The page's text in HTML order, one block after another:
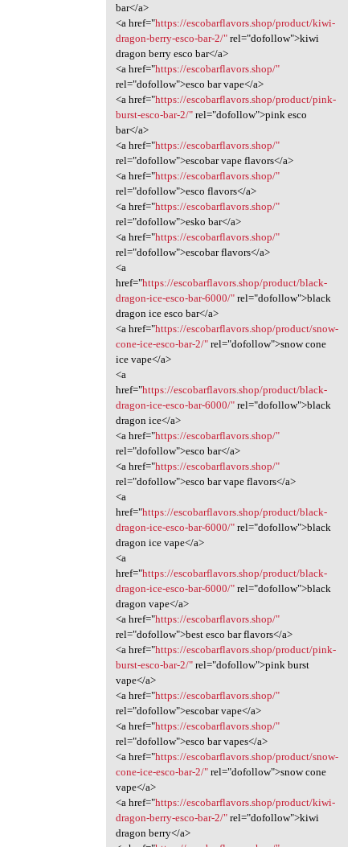
bar</a>
<a href="https://escobarflavors.shop/product/kiwi-
dragon-berry-esco-bar-2/"rel="dofollow">kiwi
dragon berry esco bar</a>
<a href="https://escobarflavors.shop/"
rel="dofollow">esco bar vape</a>
<a href="https://escobarflavors.shop/product/pink-
burst-esco-bar-2/"rel="dofollow">pink esco
bar</a>
<a href="https://escobarflavors.shop/"
rel="dofollow">escobar vape flavors</a>
<a href="https://escobarflavors.shop/"
rel="dofollow">esco flavors</a>
<a href="https://escobarflavors.shop/"
rel="dofollow">esko bar</a>
<a href="https://escobarflavors.shop/"
rel="dofollow">escobar flavors</a>
<a
href="https://escobarflavors.shop/product/black-
dragon-ice-esco-bar-6000/"rel="dofollow">black
dragon ice esco bar</a>
<a href="https://escobarflavors.shop/product/snow-
cone-ice-esco-bar-2/"rel="dofollow">snow cone
ice vape</a>
<a
href="https://escobarflavors.shop/product/black-
dragon-ice-esco-bar-6000/"rel="dofollow">black
dragon ice</a>
<a href="https://escobarflavors.shop/"
rel="dofollow">esco bar</a>
<a href="https://escobarflavors.shop/"
rel="dofollow">esco bar vape flavors</a>
<a
href="https://escobarflavors.shop/product/black-
dragon-ice-esco-bar-6000/"rel="dofollow">black
dragon ice vape</a>
<a
href="https://escobarflavors.shop/product/black-
dragon-ice-esco-bar-6000/"rel="dofollow">black
dragon vape</a>
<a href="https://escobarflavors.shop/"
rel="dofollow">best esco bar flavors</a>
<a href="https://escobarflavors.shop/product/pink-
burst-esco-bar-2/"rel="dofollow">pink burst
vape</a>
<a href="https://escobarflavors.shop/"
rel="dofollow">escobar vape</a>
<a href="https://escobarflavors.shop/"
rel="dofollow">esco bar vapes</a>
<a href="https://escobarflavors.shop/product/snow-
cone-ice-esco-bar-2/"rel="dofollow">snow cone
vape</a>
<a href="https://escobarflavors.shop/product/kiwi-
dragon-berry-esco-bar-2/"rel="dofollow">kiwi
dragon berry</a>